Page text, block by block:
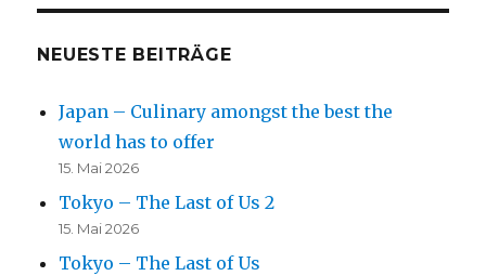
NEUESTE BEITRÄGE
Japan – Culinary amongst the best the
world has to offer
15. Mai 2026
Tokyo – The Last of Us 2
15. Mai 2026
Tokyo – The Last of Us